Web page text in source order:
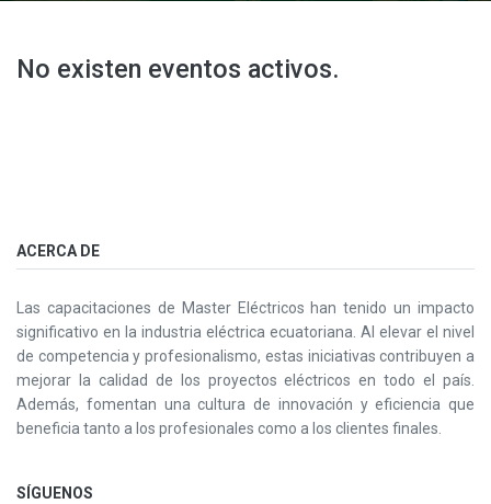
No existen eventos activos.
ACERCA DE
Las capacitaciones de Master Eléctricos han tenido un impacto
significativo en la industria eléctrica ecuatoriana. Al elevar el nivel
de competencia y profesionalismo, estas iniciativas contribuyen a
mejorar la calidad de los proyectos eléctricos en todo el país.
Además, fomentan una cultura de innovación y eficiencia que
beneficia tanto a los profesionales como a los clientes finales.
SÍGUENOS